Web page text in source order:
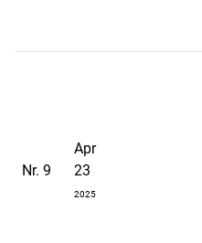
Nr. 9
Apr
23
2025